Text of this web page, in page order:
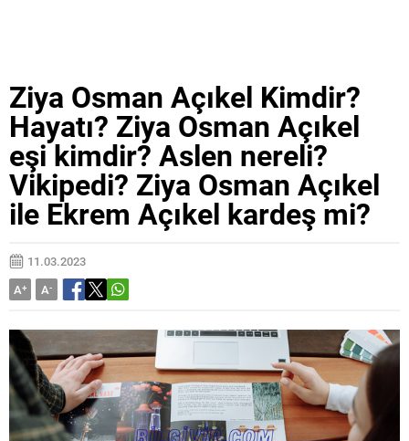
Ziya Osman Açıkel Kimdir?
Hayatı? Ziya Osman Açıkel
eşi kimdir? Aslen nereli?
Vikipedi? Ziya Osman Açıkel
ile Ekrem Açıkel kardeş mi?
11.03.2023
A+ A-